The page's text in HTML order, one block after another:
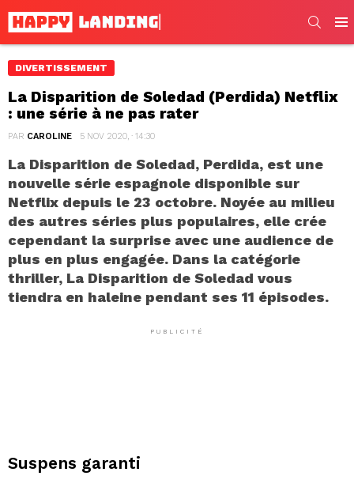
DIVERTISSEMENT
La Disparition de Soledad (Perdida) Netflix
: une série à ne pas rater
PAR CAROLINE 5 NOV 2020, · 14:30
La Disparition de Soledad, Perdida, est une
nouvelle série espagnole disponible sur
Netflix depuis le 23 octobre. Noyée au milieu
des autres séries plus populaires, elle crée
cependant la surprise avec une audience de
plus en plus engagée. Dans la catégorie
thriller, La Disparition de Soledad vous
tiendra en haleine pendant ses 11 épisodes.
PUBLICITÉ
Suspens garanti